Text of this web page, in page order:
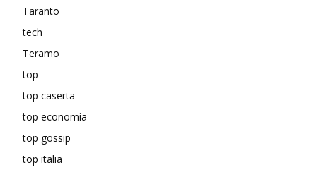
Taranto
tech
Teramo
top
top caserta
top economia
top gossip
top italia